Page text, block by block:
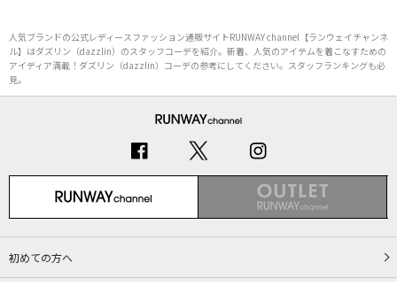
人気ブランドの公式レディースファッション通販サイトRUNWAY channel【ランウェイチャンネ
ル】はダズリン（dazzlin）のスタッフコーデを紹介。新着、人気のアイテムを着こなすための
アイディア満載！ダズリン（dazzlin）コーデの参考にしてください。スタッフランキングも必
見。
初めての方へ